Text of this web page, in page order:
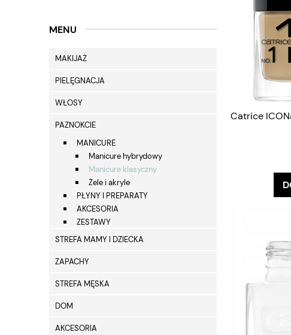
MENU
MAKIJAŻ
PIELĘGNACJA
WŁOSY
PAZNOKCIE
MANICURE
Manicure hybrydowy
Manicure klasyczny
Żele i akryle
PŁYNY I PREPARATY
AKCESORIA
ZESTAWY
STREFA MAMY I DZIECKA
ZAPACHY
STREFA MĘSKA
DOM
AKCESORIA
Catrice